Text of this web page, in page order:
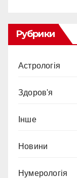
Рубрики
Астрологія
Здоров'я
Інше
Новини
Нумерологія